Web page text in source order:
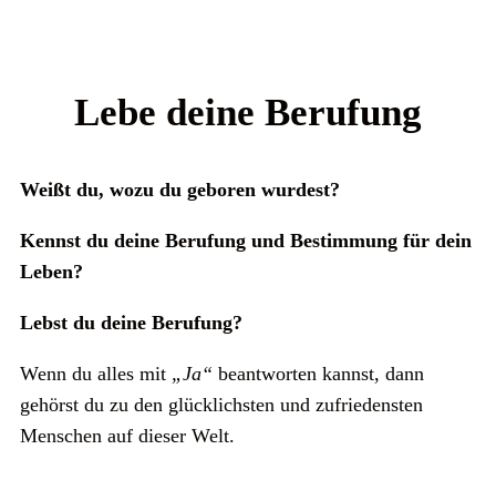
Lebe deine Berufung
Weißt du, wozu du geboren wurdest?
Kennst du deine Berufung und Bestimmung für dein
Leben?
Lebst du deine Berufung?
Wenn du alles mit „Ja“ beantworten kannst, dann
gehörst du zu den glücklichsten und zufriedensten
Menschen auf dieser Welt.